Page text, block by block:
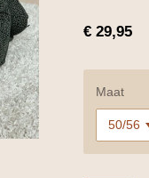
€ 29,95
Maat